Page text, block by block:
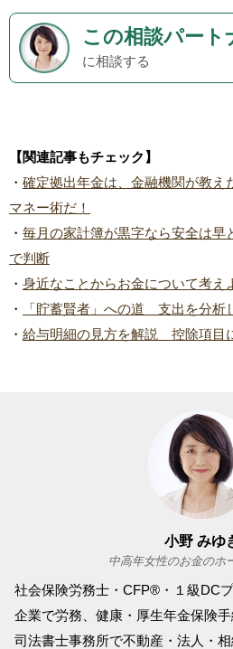
この相談パート
に相談する
【関連記事もチェック】
・ 確定拠出年金は、金融機関が教え
マネー術だ！
・ 毎月の家計簿が黒字なら安全は
で判断
・ 身近なことからお金について考
・
「貯蓄賢者」への道 支出を分析
・ 給与明細の見方を解説 控除項目
小野 みゆ
中高年女性のお金のホ
社会保険労務士・CFP®・１級DC
企業で労務、健康・厚生年金保険手
司法書士事務所で不動産・法人・